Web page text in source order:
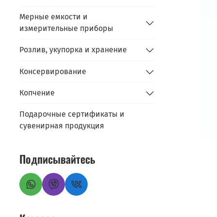
Мерные емкости и
измерительные приборы
Розлив, укупорка и хранение
Консервирование
Копчение
Подарочные сертификаты и
сувенирная продукция
Подписывайтесь